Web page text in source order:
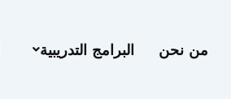
من نحن البرامج التدريبية